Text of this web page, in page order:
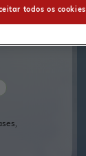
todos os cookies